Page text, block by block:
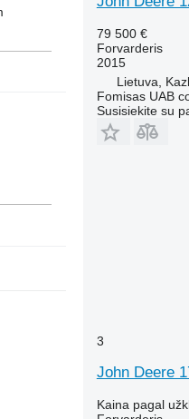
79 500 €
Forvarderis
2015
Lietuva,
Fomisas UAB
Susisiekite su
3
John Deere
Kaina pagal